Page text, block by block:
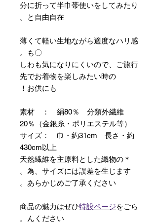
分に折って半巾帯使いをしてみたり
と自由自在。
薄くて軽い生地ながら適度なハリ感
も〇。
しわも気になりにくいので、ご旅行
先でお着物を楽しみたい時の
お供にも！
素材 ： 絹80％ 分類外繊維
20％（金銀糸・ポリエステル等）
サイズ： 巾・約31cm 長さ・約
430cm以上
＊天然繊維を主原料とした織物の
為、サイズには誤差を生じます。
商品の魅力はぜひ特設ページをごら
んください。